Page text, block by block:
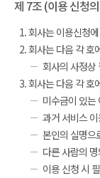
제 7조 (이용 신청
회사는 이용신청
회사는 다음 각 호
회사의 사정상
회사는 다음 각 호
미수금이 있는
과거 서비스
본인의 실명으
다른 사람의
이용 신청 시